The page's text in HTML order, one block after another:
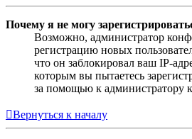
Почему я не могу
Возможно, администратор
регистрацию новых
что он заблокировал ваш IP-
которым вы пытаетесь
за помощью к администратору
Вернуться к началу